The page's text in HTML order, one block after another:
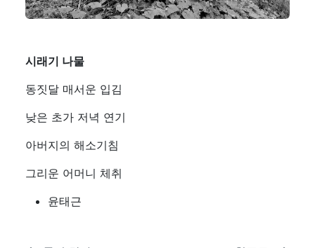
시래기 나물
동짓달 매서운 입김
낮은 초가 저녁 연기
아버지의 해소기침
그리운 어머니 체취
윤태근